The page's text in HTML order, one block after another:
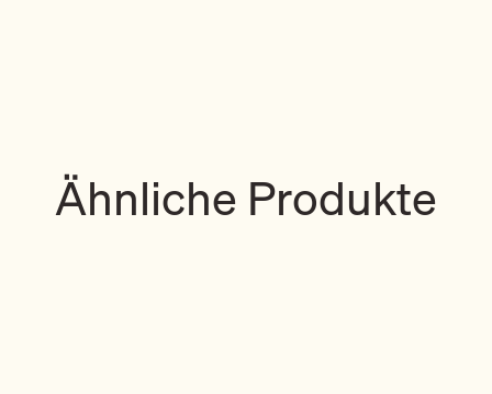
Ähnliche Produkte